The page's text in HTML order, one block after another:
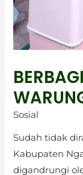
Sosial
Sudah tidak
Kabupaten
digandrungi